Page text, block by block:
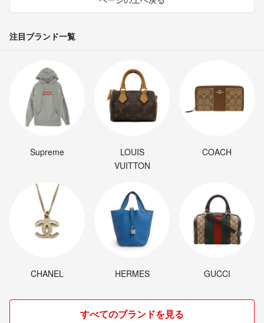
注目ブランド一覧
Supreme
LOUIS
VUITTON
COACH
CHANEL HERMES GUCCI
すべてのブランドを見る